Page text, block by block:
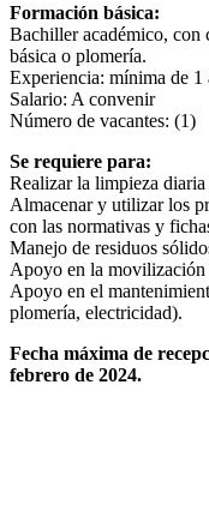
Formación básica:
Bachiller académico, con
básica o plomería.
Experiencia: mínima de 1
Salario: A convenir
Número de vacantes: (1)
Se requiere para:
Realizar la limpieza diaria
Almacenar y utilizar los
con las normativas y
Manejo de residuos
Apoyo en la
Apoyo en el
plomería, electricidad).
Fecha máxima de
febrero de 2024.